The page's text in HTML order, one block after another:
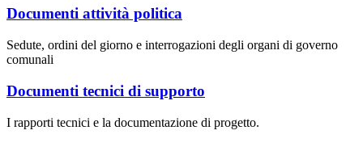
Documenti attività politica
Sedute, ordini del giorno e interrogazioni degli organi di governo
comunali
Documenti tecnici di supporto
I rapporti tecnici e la documentazione di progetto.